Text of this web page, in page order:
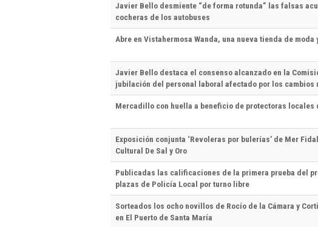
Javier Bello desmiente “de forma rotunda” las falsas
cocheras de los autobuses
Abre en Vistahermosa Wanda, una nueva tienda de
Javier Bello destaca el consenso alcanzado en la
jubilación del personal laboral afectado por los cambios
Mercadillo con huella a beneficio de protectoras locales
Exposición conjunta ‘Revoleras por bulerías’ de Mer
Cultural De Sal y Oro
Publicadas las calificaciones de la primera prueba del
plazas de Policía Local por turno libre
Sorteados los ocho novillos de Rocío de la Cámara y
en El Puerto de Santa María